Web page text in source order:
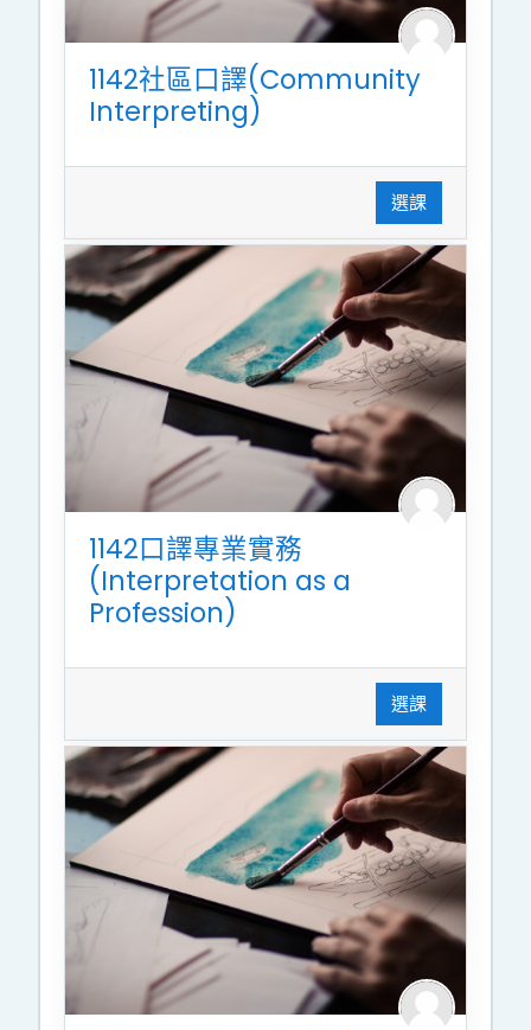
1142社區口譯(Community
Interpreting)
選課
1142口譯專業實務
(Interpretation as a
Profession)
選課